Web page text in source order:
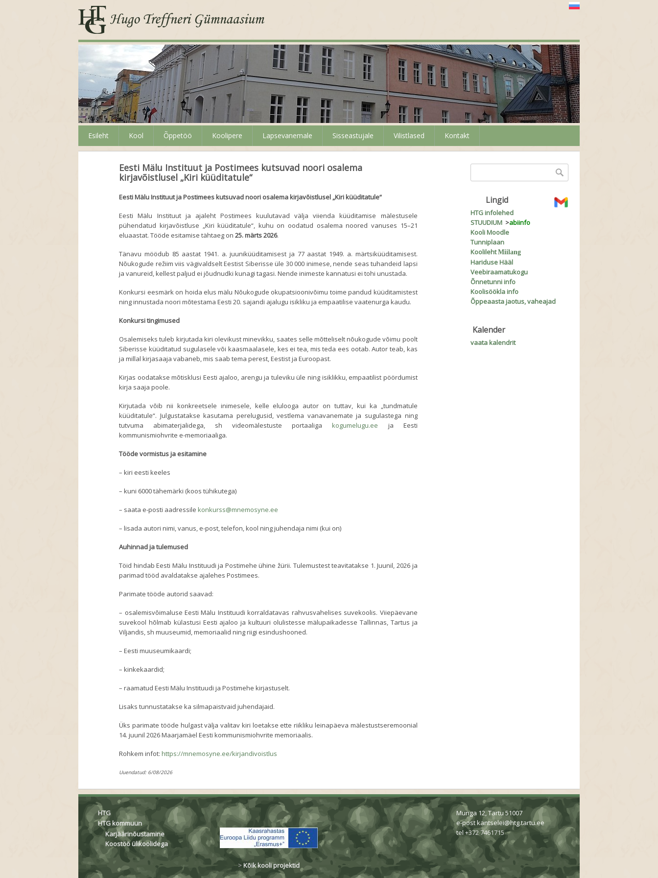
Esileht Kool Õppetöö Koolipere Lapsevanemale Sisseastujale Vilistlased Kontakt
Eesti Mälu Instituut ja Postimees kutsuvad noori osalema
kirjavõistlusel „Kiri küüditatule“
Eesti Mälu Instituut ja Postimees kutsuvad noori osalema kirjavõistlusel „Kiri küüditatule“
Eesti Mälu Instituut ja ajaleht Postimees kuulutavad välja viienda küüditamise mälestusele
pühendatud kirjavõistluse „Kiri küüditatule“, kuhu on oodatud osalema noored vanuses 15–21
eluaastat. Tööde esitamise tähtaeg on25. märts 2026.
Tänavu möödub 85 aastat 1941. a. juuniküüditamisest ja 77 aastat 1949. a. märtsiküüditamisest.
Nõukogude režiim viis vägivaldselt Eestist Siberisse üle 30 000 inimese, nende seas tuhandeid lapsi
ja vanureid, kellest paljud ei jõudnudki kunagi tagasi. Nende inimeste kannatusi ei tohi unustada.
Konkursi eesmärk on hoida elus mälu Nõukogude okupatsioonivõimu toime pandud küüditamistest
ning innustada noori mõtestama Eesti 20. sajandi ajalugu isikliku ja empaatilise vaatenurga kaudu.
Konkursi tingimused
Osalemiseks tuleb kirjutada kiri olevikust minevikku, saates selle mõtteliselt nõukogude võimu poolt
Siberisse küüditatud sugulasele või kaasmaalasele, kes ei tea, mis teda ees ootab. Autor teab, kas
ja millal kirjasaaja vabaneb, mis saab tema perest, Eestist ja Euroopast.
Kirjas oodatakse mõtisklusi Eesti ajaloo, arengu ja tuleviku üle ning isiklikku, empaatilist pöördumist
kirja saaja poole.
Kirjutada võib nii konkreetsele inimesele, kelle elulooga autor on tuttav, kui ka „tundmatule
küüditatule“. Julgustatakse kasutama perelugusid, vestlema vanavanemate ja sugulastega ning
tutvuma abimaterjalidega, sh videomälestuste portaaligakogumelugu.ee ja Eesti
kommunismiohvrite e-memoriaaliga.
Tööde vormistus ja esitamine
– kiri eesti keeles
– kuni 6000 tähemärki (koos tühikutega)
– saata e-posti aadressilekonkurss@mnemosyne.ee
– lisada autori nimi, vanus, e-post, telefon, kool ning juhendaja nimi (kui on)
Auhinnad ja tulemused
Töid hindab Eesti Mälu Instituudi ja Postimehe ühine žürii. Tulemustest teavitatakse 1. Juunil, 2026 ja
parimad tööd avaldatakse ajalehes Postimees.
Parimate tööde autorid saavad:
– osalemisvõimaluse Eesti Mälu Instituudi korraldatavas rahvusvahelises suvekoolis. Viiepäevane
suvekool hõlmab külastusi Eesti ajaloo ja kultuuri olulistesse mälupaikadesse Tallinnas, Tartus ja
Viljandis, sh muuseumid, memoriaalid ning riigi esindushooned.
– Eesti muuseumikaardi;
– kinkekaardid;
– raamatud Eesti Mälu Instituudi ja Postimehe kirjastuselt.
Lisaks tunnustatakse ka silmapaistvaid juhendajaid.
Üks parimate tööde hulgast välja valitav kiri loetakse ette riikliku leinapäeva mälestustseremoonial
14. juunil 2026 Maarjamäel Eesti kommunismiohvrite memoriaalis.
Rohkem infot:https://mnemosyne.ee/kirjandivoistlus
Uuendatud: 6/08/2026
Otsinguvorm
Lingid
HTG infolehed
STUUDIUM >abiinfo
Kooli Moodle
Tunniplaan
KoolilehtMiilang
Hariduse Hääl
Veebiraamatukogu
Õnnetunni info
Koolisöökla info
Õppeaasta jaotus, vaheajad
Kalender
vaata kalendrit
HTG
HTG kommuun
Karjäärinõustamine
Koostöö ülikoolidega
>Kõik kooli projektid
Munga 12, Tartu 51007
e-postkantselei@htg.tartu.ee
tel+372 7461715